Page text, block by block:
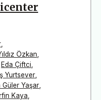
Özkan
Eda Çiftci
Yurtsever
Güler Yaşar
Kaya